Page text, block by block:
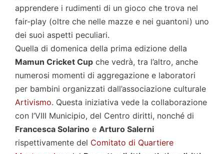
apprendere i rudimenti di un gioco che trova nel
fair-play (oltre che nelle mazze e nei guantoni) uno
dei suoi aspetti peculiari.
Quella di domenica della prima edizione della
Mamun Cricket Cup che vedrà, tra l’altro, anche
numerosi momenti di aggregazione e laboratori
per bambini organizzati dall’associazione culturale
Artivismo. Questa iniziativa vede la collaborazione
con l’VIII Municipio, del Centro diritti, nonché di
Francesca Solarino e Arturo Salerni
rispettivamente del Comitato di Quartiere